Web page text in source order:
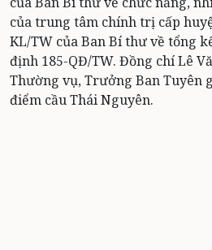
của trung tâm chính trị cấp
KL/TW của Ban Bí thư về tổng
định 185-QĐ/TW. Đồng chí Lê
Thường vụ, Trưởng Ban Tuyên
điểm cầu Thái Nguyên.